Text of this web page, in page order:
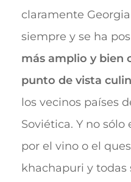
claramente
siempre y se ha
más amplio y bien
punto de vista
los vecinos países
Soviética. Y no
por el vino o el
khachapuri y todas